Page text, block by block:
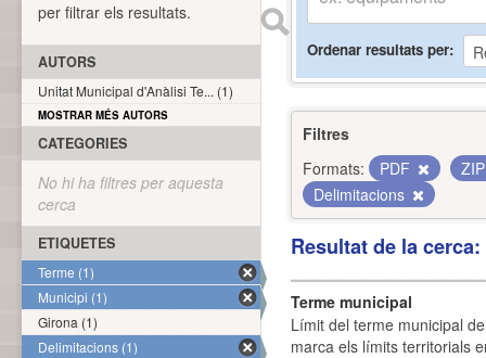
Ordenar resultats per
Filtres
Formats:
PDF
Delimitacions
Resultat de la
Terme municipal
Límit del terme municipal
marca els límits territorials
per filtrar els resultats.
AUTORS
Unitat Municipal d'Anàlisi Te... (1)
MOSTRAR MÉS AUTORS
CATEGORIES
No hi ha filtres per aquesta
cerca
ETIQUETES
Terme (1)
Municipi (1)
Girona (1)
Delimitacions (1)